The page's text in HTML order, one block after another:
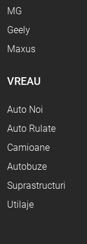
MG
Geely
Maxus
VREAU
Auto Noi
Auto Rulate
Camioane
Autobuze
Suprastructuri
Utilaje